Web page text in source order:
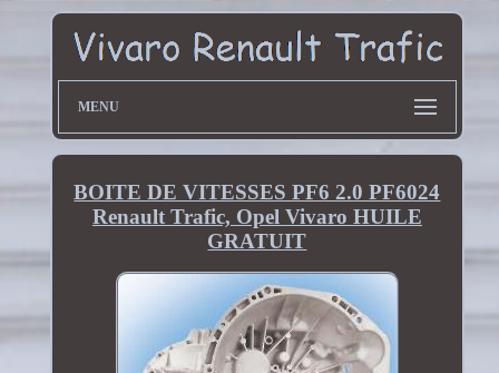
MENU
BOITE DE VITESSES PF6 2.0 PF6024
Renault Trafic, Opel Vivaro HUILE
GRATUIT